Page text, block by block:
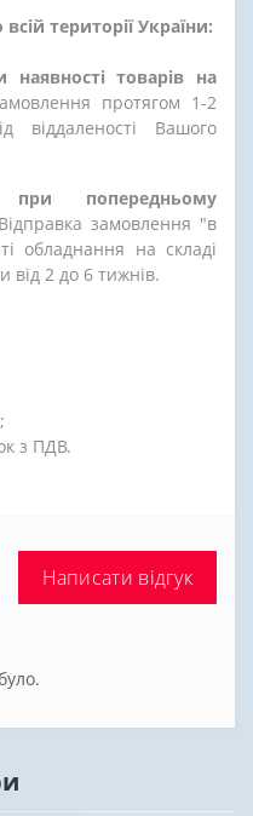
території України:
наявності товарів на
протягом 1-2
віддаленості Вашого
при попередньому
замовлення "в
обладнання на складі
від 2 до 6 тижнів.
з ПДВ.
Написати відгук